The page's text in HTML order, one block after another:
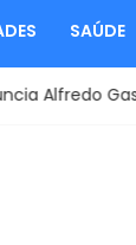
SAÚDE
Gaspar